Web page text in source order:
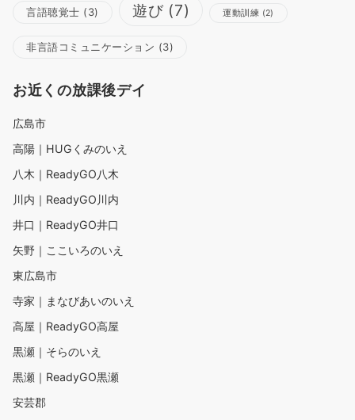
言語聴覚士 (3) 遊び(7) 運動訓練 (2)
非言語コミュニケーション (3)
お近くの放課後デイ
広島市
高陽｜HUGくみのいえ
八木｜ReadyGO八木
川内｜ReadyGO川内
井口｜ReadyGO井口
矢野｜ここいろのいえ
東広島市
寺家｜まなびあいのいえ
高屋｜ReadyGO高屋
黒瀬｜そらのいえ
黒瀬｜ReadyGO黒瀬
安芸郡